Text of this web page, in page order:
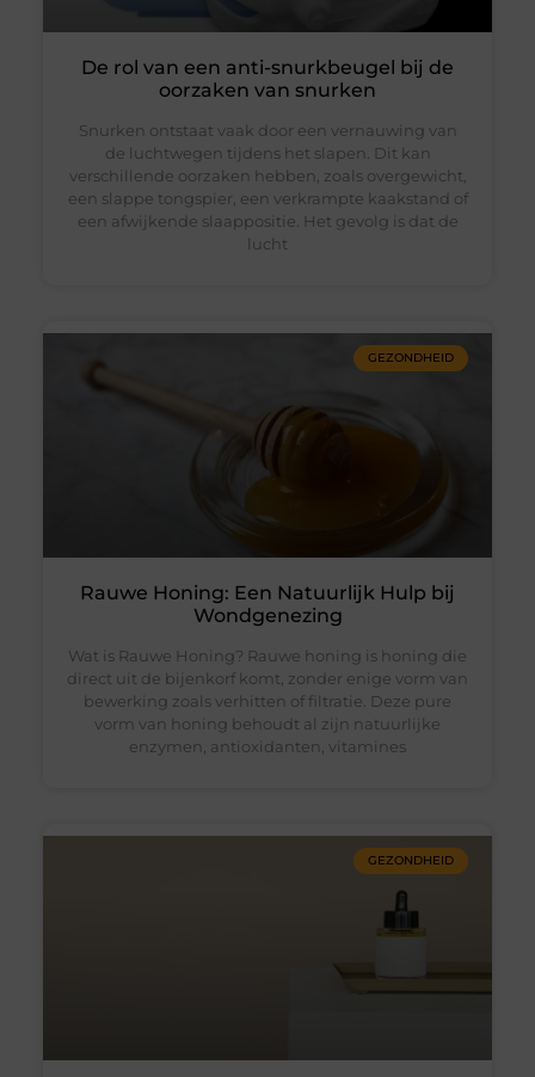
De rol van een anti-snurkbeugel bij de
oorzaken van snurken
Snurken ontstaat vaak door een vernauwing van
de luchtwegen tijdens het slapen. Dit kan
verschillende oorzaken hebben, zoals overgewicht,
een slappe tongspier, een verkrampte kaakstand of
een afwijkende slaappositie. Het gevolg is dat de
lucht
GEZONDHEID
Rauwe Honing: Een Natuurlijk Hulp bij
Wondgenezing
Wat is Rauwe Honing? Rauwe honing is honing die
direct uit de bijenkorf komt, zonder enige vorm van
bewerking zoals verhitten of filtratie. Deze pure
vorm van honing behoudt al zijn natuurlijke
enzymen, antioxidanten, vitamines
GEZONDHEID